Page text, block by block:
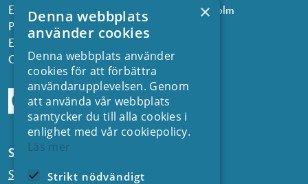
Energiforsk, Olof Palmes gata 11, 101 53 Stockholm
Phone: +468 677 25 30
Email:kontakt@energiforsk.se
Org.nr: 556974-2116
Subscribe to our newsletters
Subscribe to news from SVC
×
Denna webbplats
använder cookies
Denna webbplats använder
cookies för att förbättra
användarupplevelsen. Genom
att använda vår webbplats
samtycker du till alla cookies i
enlighet med vår cookiepolicy.
Läs mer
Strikt nödvändigt